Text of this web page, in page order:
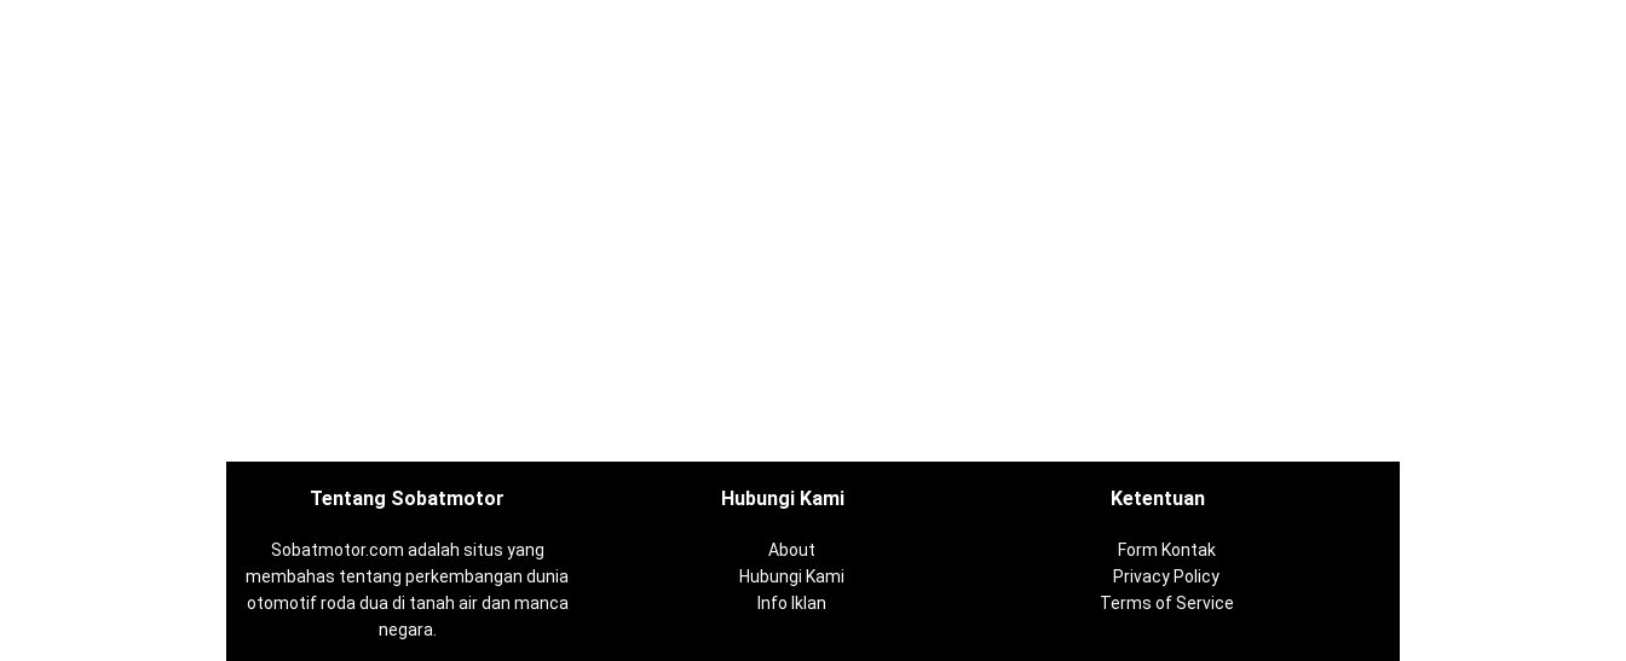
Tentang Sobatmotor
Sobatmotor.com adalah situs yang
membahas tentang perkembangan dunia
otomotif roda dua di tanah air dan manca
negara.
Hubungi Kami
About
Hubungi Kami
Info Iklan
Ketentuan
Form Kontak
Privacy Policy
Terms of Service